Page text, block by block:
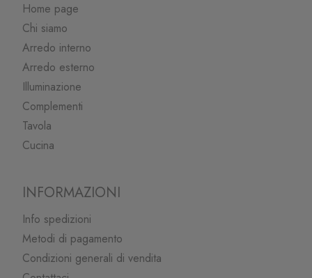
Home page
Chi siamo
Arredo interno
Arredo esterno
Illuminazione
Complementi
Tavola
Cucina
INFORMAZIONI
Info spedizioni
Metodi di pagamento
Condizioni generali di vendita